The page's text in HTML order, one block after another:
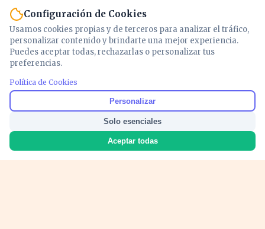
Configuración de Cookies
Usamos cookies propias y de terceros para analizar el tráfico,
personalizar contenido y brindarte una mejor experiencia.
Puedes aceptar todas, rechazarlas o personalizar tus
preferencias.
Política de Cookies
Personalizar
Solo esenciales
Aceptar todas